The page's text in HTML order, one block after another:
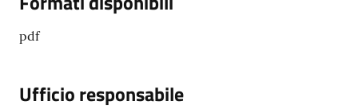
pdf
Ufficio responsabile